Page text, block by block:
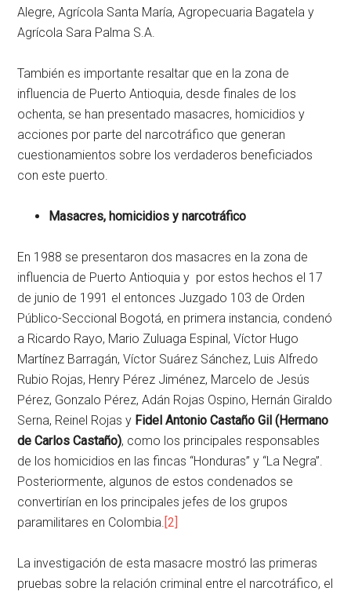
Alegre, Agrícola Santa María, Agropecuaria Bagatela y
Agrícola Sara Palma S.A.
También es importante resaltar que en la zona de
influencia de Puerto Antioquia, desde finales de los
ochenta, se han presentado masacres, homicidios y
acciones por parte del narcotráfico que generan
cuestionamientos sobre los verdaderos beneficiados
con este puerto.
Masacres, homicidios y narcotráfico
En 1988 se presentaron dos masacres en la zona de
influencia de Puerto Antioquia y por estos hechos el 17
de junio de 1991 el entonces Juzgado 103 de Orden
Público-Seccional Bogotá, en primera instancia, condenó
a Ricardo Rayo, Mario Zuluaga Espinal, Víctor Hugo
Martínez Barragán, Víctor Suárez Sánchez, Luis Alfredo
Rubio Rojas, Henry Pérez Jiménez, Marcelo de Jesús
Pérez, Gonzalo Pérez, Adán Rojas Ospino, Hernán Giraldo
Serna, Reinel Rojas y Fidel Antonio Castaño Gil (Hermano
de Carlos Castaño), como los principales responsables
de los homicidios en las fincas “Honduras” y “La Negra”.
Posteriormente, algunos de estos condenados se
convertirían en los principales jefes de los grupos
paramilitares en Colombia. [2]
La investigación de esta masacre mostró las primeras
pruebas sobre la relación criminal entre el narcotráfico, el